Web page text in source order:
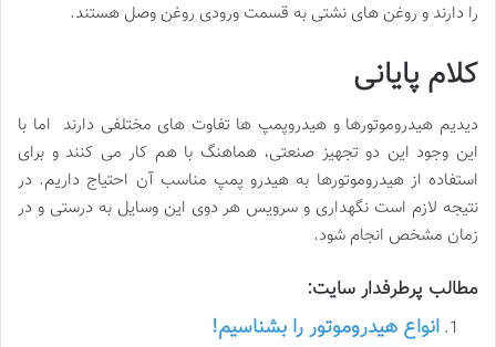
را دارند و روغن های نشتی به قسمت ورودی روغن وصل هستند.
کلام پایانی
دیدیم هیدروموتورها و هیدروپمپ ها تفاوت های مختلفی دارند اما با
این وجود این دو تجهیز صنعتی، هماهنگ با هم کار می کنند و برای
استفاده از هیدروموتورها به هیدرو پمپ مناسب آن احتیاج داریم. در
نتیجه لازم است نگهداری و سرویس هر دوی این وسایل به درستی و در
زمان مشخص انجام شود.
مطالب پرطرفدار سایت:
انواع هیدروموتور را بشناسیم!